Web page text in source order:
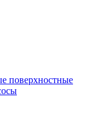
поверхностные